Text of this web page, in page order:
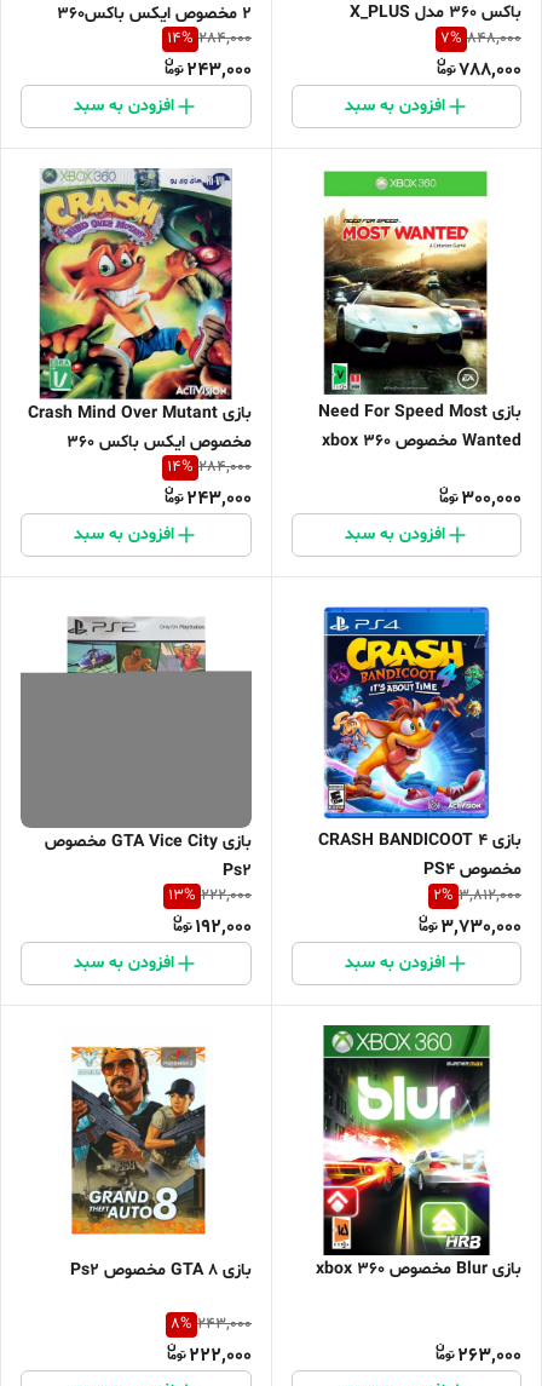
باکس 360 مدل X_PLUS
848,000
7%
788,000
افزودن به سبد
2 مخصوص ایکس باکس360
284,000
14%
243,000
افزودن به سبد
بازی Need For Speed Most
Wanted مخصوص xbox 360
300,000
افزودن به سبد
بازی Crash Mind Over Mutant
مخصوص ایکس باکس 360
284,000
14%
243,000
افزودن به سبد
بازی CRASH BANDICOOT 4
مخصوص PS4
3,812,000
2%
3,730,000
افزودن به سبد
بازی GTA Vice City مخصوص
Ps2
222,000
13%
192,000
افزودن به سبد
بازی Blur مخصوص xbox 360
263,000
بازی GTA 8 مخصوص Ps2
243,000
8%
222,000